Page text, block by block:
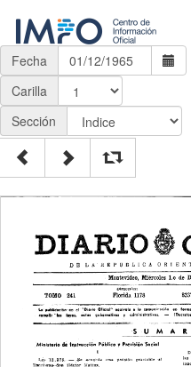
Fecha
Carilla
Sección